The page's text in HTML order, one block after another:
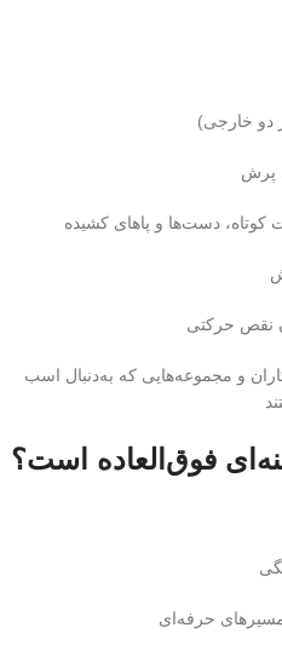
دو خارجی)
پرش
کوتاه، دست‌ها و پاهای کشیده
نقص حرکتی
و مجموعه‌هایی که به‌دنبال اسب
حرفه‌ای